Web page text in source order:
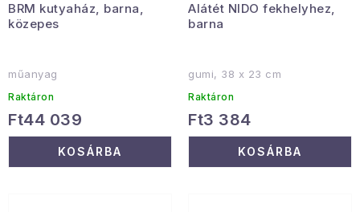
BRM kutyaház, barna,
közepes
műanyag
Raktáron
Ft44 039
KOSÁRBA
Alátét NIDO fekhelyhez,
barna
gumi, 38 x 23 cm
Raktáron
Ft3 384
KOSÁRBA